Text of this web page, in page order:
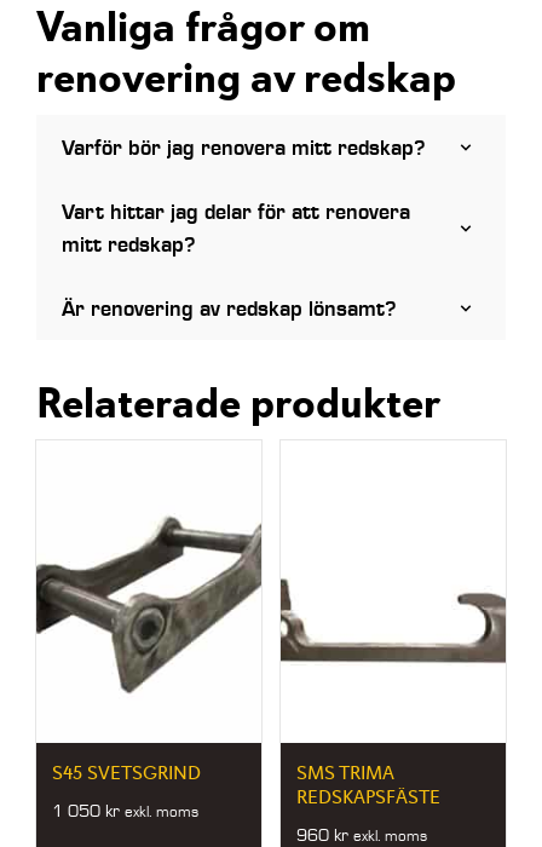
Vanliga frågor om
renovering av redskap
Varför bör jag renovera mitt redskap?
Vart hittar jag delar för att renovera
mitt redskap?
Är renovering av redskap lönsamt?
Relaterade produkter
S45 SVETSGRIND
1 050 kr exkl. moms
SMS TRIMA
REDSKAPSFÄSTE
960 kr exkl. moms